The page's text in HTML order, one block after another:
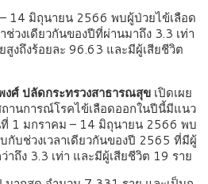
14 มิถุนายน 2566 พบผู้ป่วยไข้เลือด
วงเดียวกันของปีที่ผ่านมาถึง 3.3 เท่า
งถึงร้อยละ 96.63 และมีผู้เสียชีวิต
ศ์ ปลัดกระทรวงสาธารณสุข เปิดเผย
านการณ์โรคไข้เลือดออกในปีนี้มีแนว
1 มกราคม – 14 มิถุนายน 2566 พบ
กับช่วงเวลาเดียวกันของปี 2565 ที่มีผู้
ถึง 3.3 เท่า และมีผู้เสียชีวิต 19 ราย